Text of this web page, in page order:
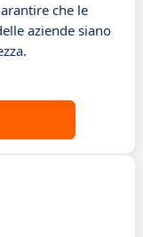
che le
aziende siano